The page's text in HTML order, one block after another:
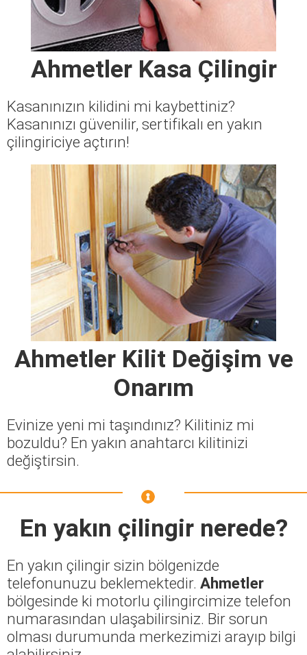
Ahmetler Kasa Çilingir
Kasanınızın kilidini mi kaybettiniz?
Kasanınızı güvenilir, sertifikalı en yakın
çilingiriciye açtırın!
Ahmetler Kilit Değişim ve
Onarım
Evinize yeni mi taşındınız? Kilitiniz mi
bozuldu? En yakın anahtarcı kilitinizi
değiştirsin.
En yakın çilingir nerede?
En yakın çilingir sizin bölgenizde
telefonunuzu beklemektedir. Ahmetler
bölgesinde ki motorlu çilingircimize telefon
numarasından ulaşabilirsiniz. Bir sorun
olması durumunda merkezimizi arayıp bilgi